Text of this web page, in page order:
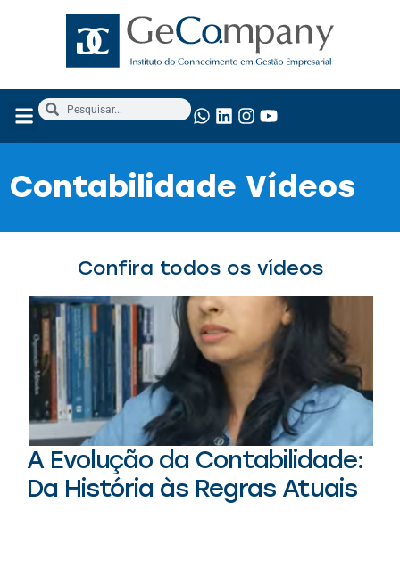
Contabilidade Vídeos
Confira todos os vídeos
A Evolução da Contabilidade:
Da História às Regras Atuais